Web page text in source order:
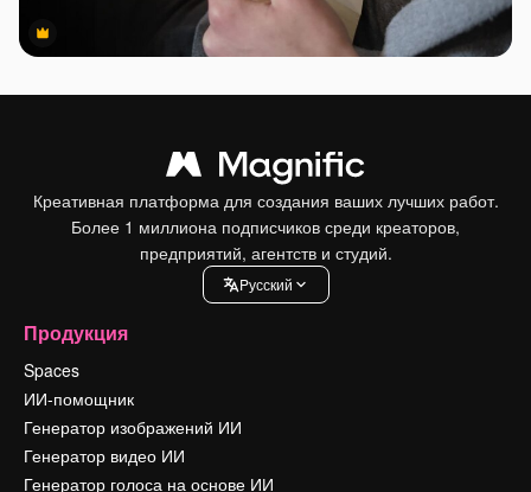
Premium
Premium
Креативная платформа для создания ваших лучших работ.
Более 1 миллиона подписчиков среди креаторов,
предприятий, агентств и студий.
Pусский
Продукция
Spaces
ИИ-помощник
Генератор изображений ИИ
Генератор видео ИИ
Генератор голоса на основе ИИ